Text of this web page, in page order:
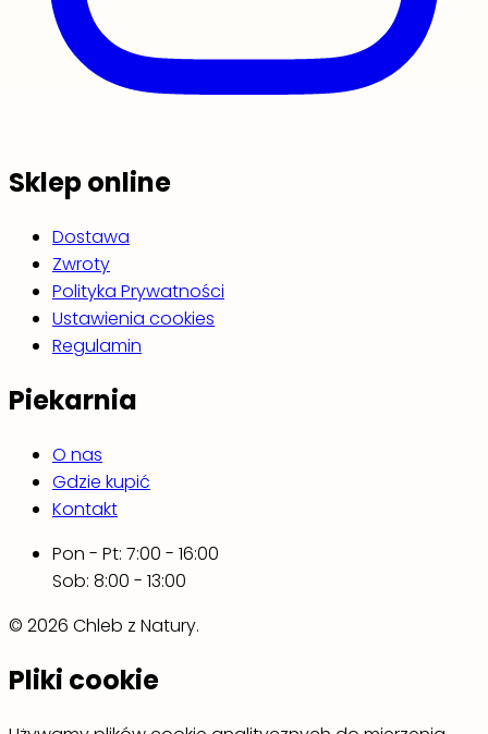
Sklep online
Dostawa
Zwroty
Polityka Prywatności
Ustawienia cookies
Regulamin
Piekarnia
O nas
Gdzie kupić
Kontakt
Pon - Pt: 7:00 - 16:00
Sob: 8:00 - 13:00
© 2026 Chleb z Natury.
Pliki cookie